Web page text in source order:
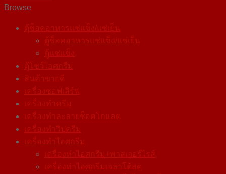
Browse
ตู้ช็อคอาหารแช่แข็ง/แช่เย็น
ตู้ช็อคอาหารแช่แข็ง/แช่เย็น
ตู้แช่แข็ง
ตู้โชว์ไอศกรีม
สินค้าขายดี
เครื่องซอฟเสิร์ฟ
เครื่องทำครีม
เครื่องทำละลายช็อคโกแลต
เครื่องทำวิปครีม
เครื่องทำไอศกรีม
เครื่องทำไอศกรีม+พาสเจอร์ไรส์
เครื่องทำไอศกรีมเจลาโต้สด